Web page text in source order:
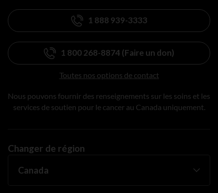
1 888 939-3333
1 800 268-8874 (Faire un don)
Toutes nos options de contact
Nous pouvons fournir des renseignements sur les soins et les
services de soutien pour le cancer au Canada uniquement.
Changer de région